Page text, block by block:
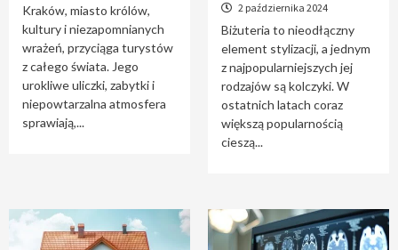
Kraków, miasto królów,
kultury i niezapomnianych
wrażeń, przyciąga turystów
z całego świata. Jego
urokliwe uliczki, zabytki i
niepowtarzalna atmosfera
sprawiają,...
2 października 2024
Biżuteria to nieodłączny
element stylizacji, a jednym
z najpopularniejszych jej
rodzajów są kolczyki. W
ostatnich latach coraz
większą popularnością
cieszą...